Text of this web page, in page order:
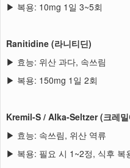
▶ 복용: 10mg 1일 3~5회
Ranitidine (라니티딘)
▶ 효능: 위산 과다, 속쓰림
▶ 복용: 150mg 1일 2회
Kremil-S / Alka-Seltzer (크레
▶ 효능: 속쓰림, 위산 역류
▶ 복용: 필요 시 1~2정, 식후 복